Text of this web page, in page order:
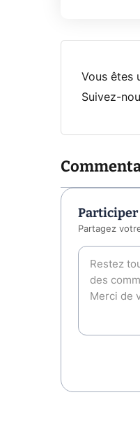
Vous êtes
Suivez-
Participer
Partagez